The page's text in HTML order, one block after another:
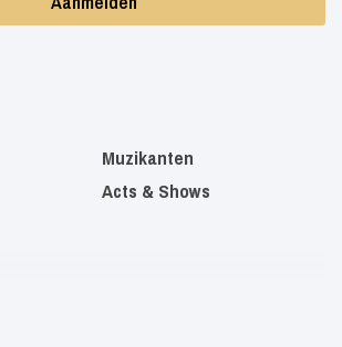
Muzikanten
Acts & Shows